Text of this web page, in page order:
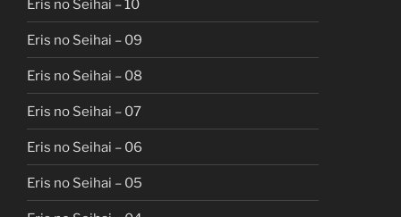
Eris no Seihai – 10
Eris no Seihai – 09
Eris no Seihai – 08
Eris no Seihai – 07
Eris no Seihai – 06
Eris no Seihai – 05